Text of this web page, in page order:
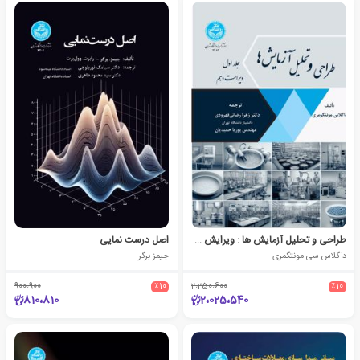
طراحی و تحلیل آزمایش ها : ویرایش دهم (جلد اول)
داگلاس سی مونتگمری
٪10 2،250،600
2،025،540
اصل درست نمایی
جیمز برگر
٪10 900،900
810،810